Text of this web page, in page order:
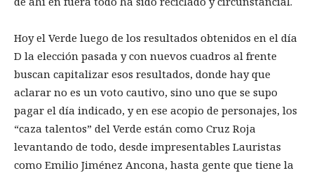
Hoy el Verde luego de los resultados obtenidos en el día
D la elección pasada y con nuevos cuadros al frente
buscan capitalizar esos resultados, donde hay que
aclarar no es un voto cautivo, sino uno que se supo
pagar el día indicado, y en ese acopio de personajes, los
“caza talentos” del Verde están como Cruz Roja
levantando de todo, desde impresentables Lauristas
como Emilio Jiménez Ancona, hasta gente que tiene la